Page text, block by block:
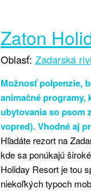
Zaton
Oblasť: Zadarská
Možnosť polpenzie,
animačné programy,
ubytovania so psom
vopred). Vhodné aj
Hľadáte rezort na
kde sa ponúkajú
Holiday Resort je tou
niekoľkých typoch